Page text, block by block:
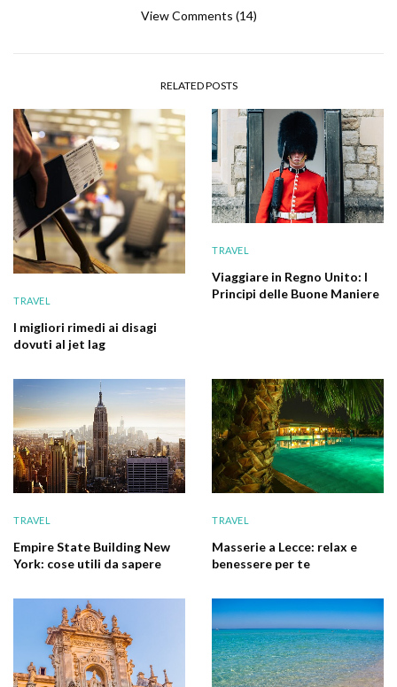
View Comments (14)
RELATED POSTS
TRAVEL
I migliori rimedi ai disagi
dovuti al jet lag
TRAVEL
Viaggiare in Regno Unito: I
Principi delle Buone Maniere
TRAVEL
Empire State Building New
York: cose utili da sapere
TRAVEL
Masserie a Lecce: relax e
benessere per te